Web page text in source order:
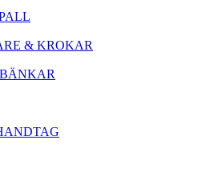
& KROKAR